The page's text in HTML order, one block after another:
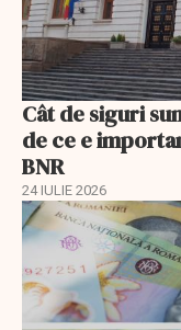
Cât de siguri
de ce e
BNR
24 IULIE 2026